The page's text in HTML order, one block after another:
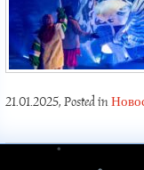
21.01.2025, Posted in